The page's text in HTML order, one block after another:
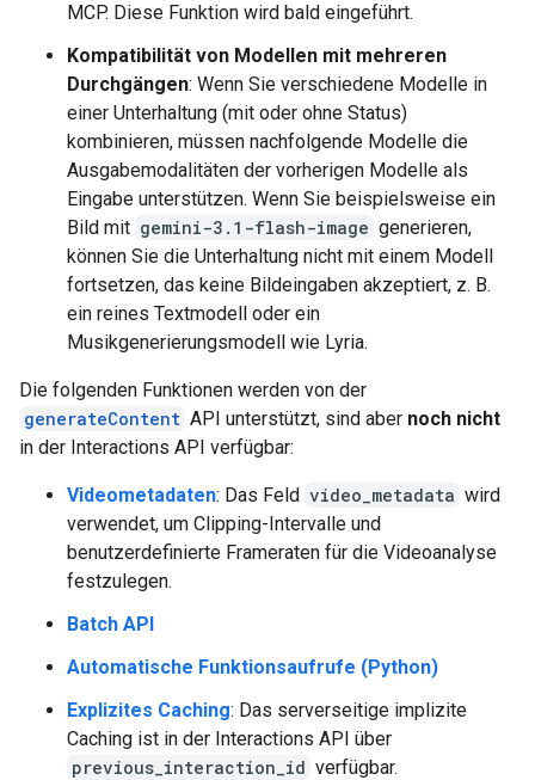
MCP. Diese Funktion wird bald eingeführt.
Kompatibilität von Modellen mit mehreren
Durchgängen: Wenn Sie verschiedene Modelle in
einer Unterhaltung (mit oder ohne Status)
kombinieren, müssen nachfolgende Modelle die
Ausgabemodalitäten der vorherigen Modelle als
Eingabe unterstützen. Wenn Sie beispielsweise ein
Bild mit gemini-3.1-flash-image generieren,
können Sie die Unterhaltung nicht mit einem Modell
fortsetzen, das keine Bildeingaben akzeptiert, z. B.
ein reines Textmodell oder ein
Musikgenerierungsmodell wie Lyria.
Die folgenden Funktionen werden von der
generateContent API unterstützt, sind aber noch nicht
in der Interactions API verfügbar:
Videometadaten: Das Feld video_metadata wird
verwendet, um Clipping-Intervalle und
benutzerdefinierte Frameraten für die Videoanalyse
festzulegen.
Batch API
Automatische Funktionsaufrufe (Python)
Explizites Caching: Das serverseitige implizite
Caching ist in der Interactions API über
previous_interaction_id verfügbar.